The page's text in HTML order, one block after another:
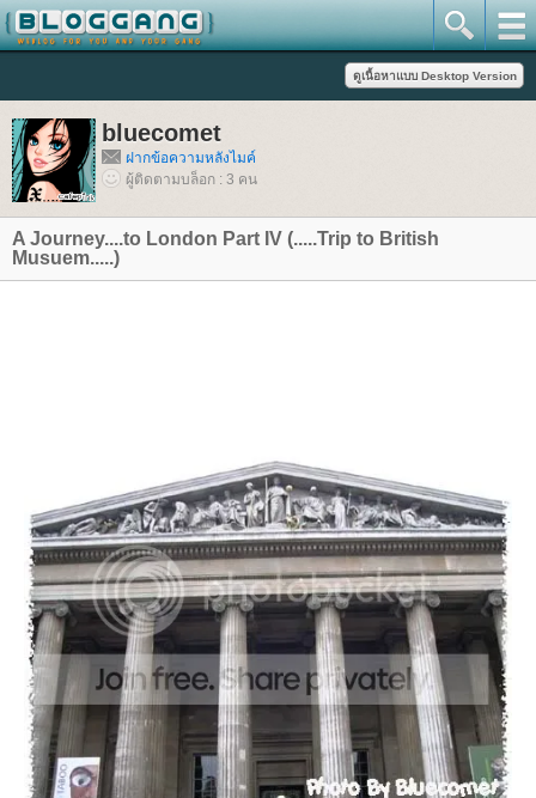
bluecomet
ฝากข้อความหลังไมค์
ผู้ติดตามบล็อก : 3 คน
A Journey....to London Part IV (.....Trip to British
Musuem.....)